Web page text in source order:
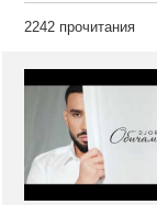
2242 прочитания